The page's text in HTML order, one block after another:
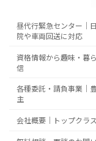
昼代行緊急センター｜
院や車両回送に対応
資格情報から趣味・暮
信
各種委託・請負事業｜
主
会社概要｜トップクラ